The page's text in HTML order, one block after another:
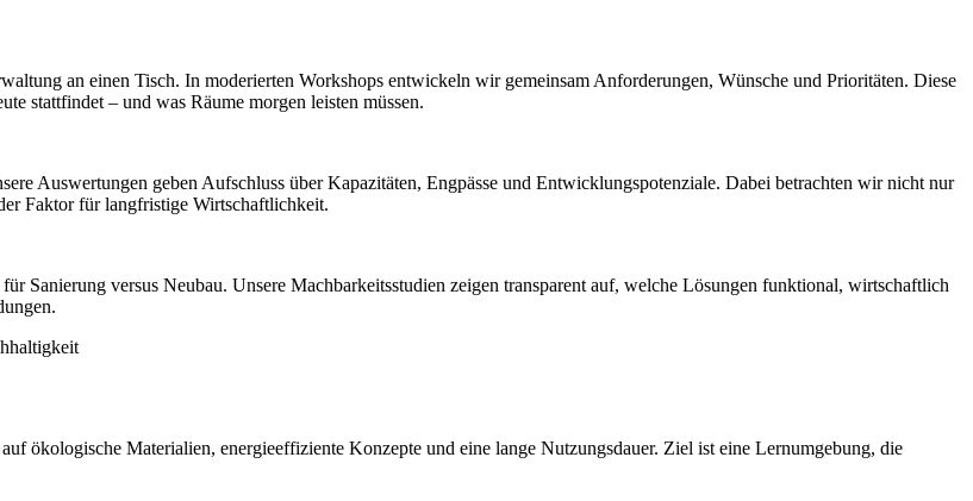
an einen Tisch. In moderierten Workshops entwickeln wir gemeinsam Anforderungen, Wünsche und Prioritäten. Diese
stattfindet – und was Räume morgen leisten müssen.
Auswertungen geben Aufschluss über Kapazitäten, Engpässe und Entwicklungspotenziale. Dabei betrachten wir nicht nur
Faktor für langfristige Wirtschaftlichkeit.
Sanierung versus Neubau. Unsere Machbarkeitsstudien zeigen transparent auf, welche Lösungen funktional, wirtschaftlich
ökologische Materialien, energieeffiziente Konzepte und eine lange Nutzungsdauer. Ziel ist eine Lernumgebung, die